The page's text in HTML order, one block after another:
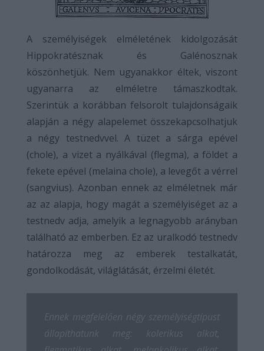
A személyiségek elméletének kidolgozását
Hippokratésznak és Galénosznak
köszönhetjük. Nem ugyanakkor éltek, viszont
ugyanarra az elméletre támaszkodtak.
Szerintük a korábban felsorolt tulajdonságaik
alapján a négy alapelemet összekapcsolhatjuk
a négy testnedvvel. A tüzet a sárga epével
(chole), a vizet a nyálkával (flegma), a földet a
fekete epével (melaina chole), a levegőt a vérrel
(sangvius). Azonban ennek az elméletnek már
az az alapja, hogy magát a személyiséget az a
testnedv adja, amelyik a legnagyobb arányban
található az emberben. Ez az uralkodó testnedv
határozza meg az emberek testalkatát,
gondolkodását, világlátását, érzelmi életét.
Ennek megfelelően négy személyiségtípust
állapíthatunk meg: kolerikus alkat,